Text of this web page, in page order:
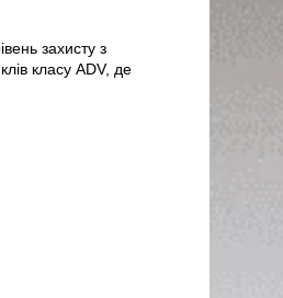
захисту з
класу ADV, де